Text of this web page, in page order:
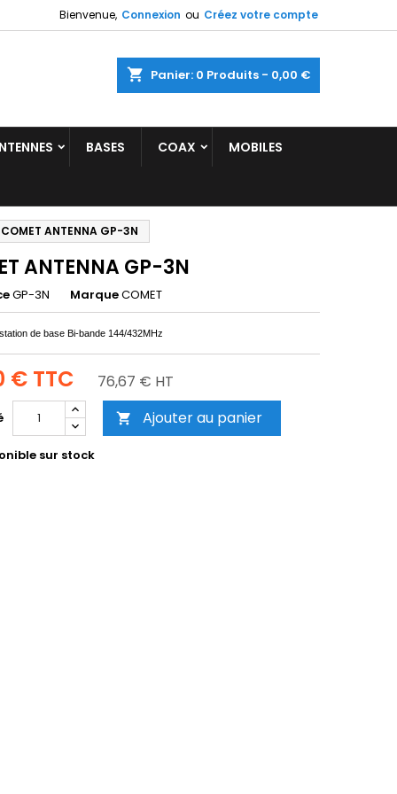
Bienvenue, Connexion ou Créez votre compte
shopping_cart Panier: 0 Produits - 0,00 €
BASES COAX MOBILES
COMET ANTENNA GP-3N
ANTENNA GP-3N
GP-3N MarqueCOMET
de base Bi-bande 144/432MHz
€ TTC 76,67 € HT
 Ajouter au panier
sur stock